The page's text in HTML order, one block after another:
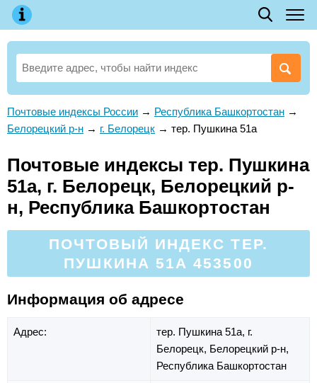
Почтовые индексы России → Республика Башкортостан →
Белорецкий р-н → г. Белорецк → тер. Пушкина 51а
Почтовые индексы тер. Пушкина
51а, г. Белорецк, Белорецкий р-
н, Республика Башкортостан
ПОЧТОВЫЙ ИНДЕКС ТЕР.
ПУШКИНА 51А 453500
Информация об адресе
Адрес: тер. Пушкина 51а, г.
Белорецк, Белорецкий р-н,
Республика Башкортостан